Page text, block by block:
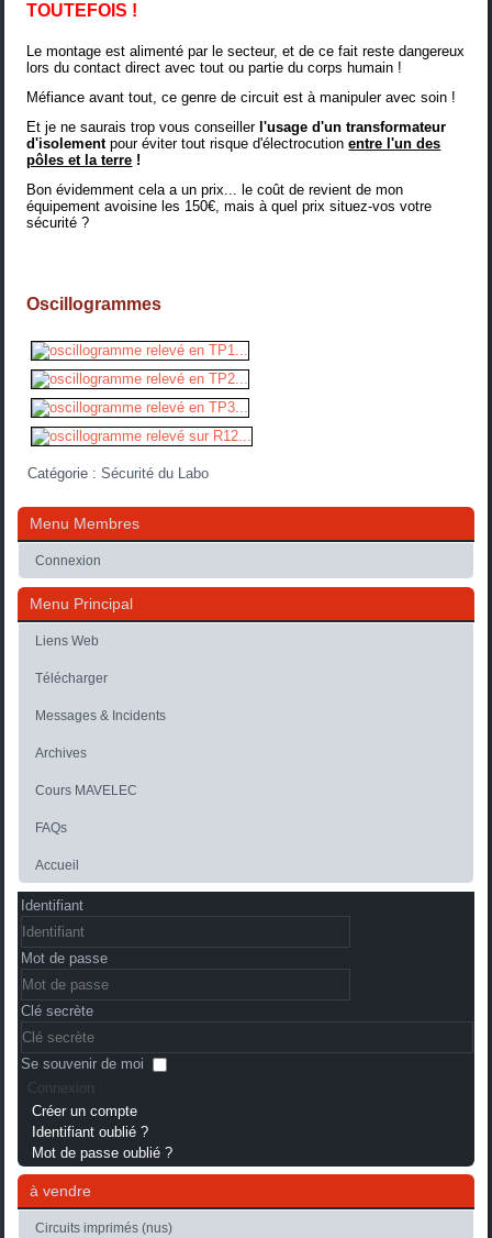
TOUTEFOIS !
Le montage est alimenté par le secteur, et de ce fait reste dangereux
lors du contact direct avec tout ou partie du corps humain !
Méfiance avant tout, ce genre de circuit est à manipuler avec soin !
Et je ne saurais trop vous conseiller l'usage d'un transformateur
d'isolementpour éviter tout risque d'électrocutionentre l'un des
pôles et la terre !
Bon évidemment cela a un prix... le coût de revient de mon
équipement avoisine les 150€, mais à quel prix situez-vos votre
sécurité ?
Oscillogrammes
Catégorie :Sécurité du Labo
Menu Membres
Connexion
Menu Principal
Liens Web
Télécharger
Messages & Incidents
Archives
Cours MAVELEC
FAQs
Accueil
Identifiant
Mot de passe
Clé secrète
Se souvenir de moi
Connexion
Créer un compte
Identifiant oublié ?
Mot de passe oublié ?
à vendre
Circuits imprimés (nus)